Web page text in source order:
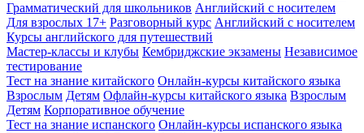
Грамматический для школьников Английский с носителем
Для взрослых 17+ Разговорный курс Английский с носителем
Курсы английского для путешествий
Мастер-классы и клубы Кембриджские экзамены Независимое
тестирование
Тест на знание китайского Онлайн-курсы китайского языка
Взрослым Детям Офлайн-курсы китайского языка Взрослым
Детям Корпоративное обучение
Тест на знание испанского Онлайн-курсы испанского языка